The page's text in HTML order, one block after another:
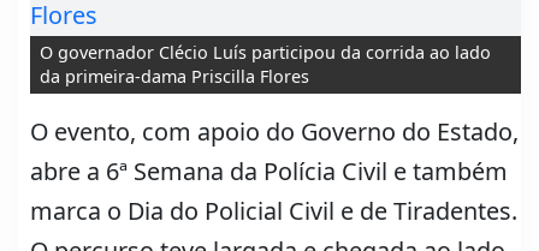
O governador Clécio Luís participou da corrida ao lado
da primeira-dama Priscilla Flores
O evento, com apoio do Governo do Estado,
abre a 6ª Semana da Polícia Civil e também
marca o Dia do Policial Civil e de Tiradentes.